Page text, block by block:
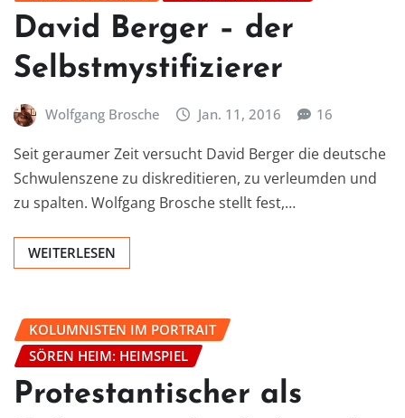
David Berger – der
Selbstmystifizierer
Wolfgang Brosche Jan. 11, 2016 16
Seit geraumer Zeit versucht David Berger die deutsche
Schwulenszene zu diskreditieren, zu verleumden und
zu spalten. Wolfgang Brosche stellt fest,…
WEITERLESEN
KOLUMNISTEN IM PORTRAIT
SÖREN HEIM: HEIMSPIEL
Protestantischer als